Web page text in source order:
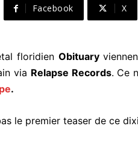
Facebook X
floridien Obituary
via Relapse Records. Ce
.
le premier teaser de ce